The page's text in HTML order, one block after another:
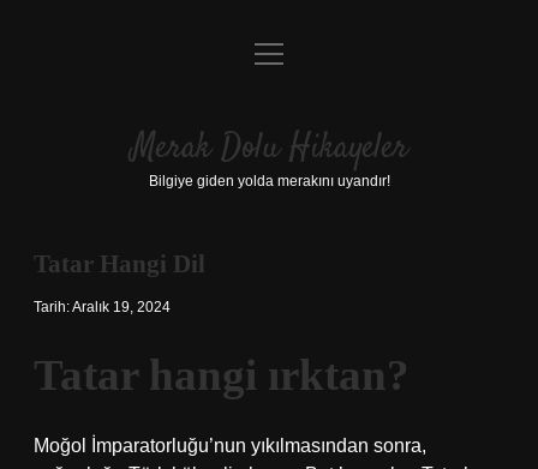
Anasayfa
Yasal Uyarı
menüyü
Merak Dolu Hikayeler
Bilgiye giden yolda merakını uyandır!
Tatar Hangi Dil
Tarih: Aralık 19, 2024
Tatar hangi ırktan?
Moğol İmparatorluğu’nun yıkılmasından sonra,